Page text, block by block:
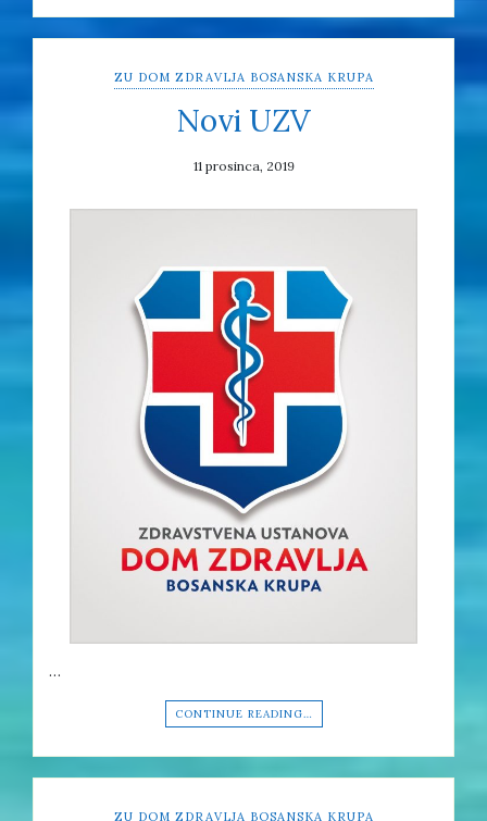
ZU DOM ZDRAVLJA BOSANSKA KRUPA
Novi UZV
11 prosinca, 2019
…
CONTINUE READING…
ZU DOM ZDRAVLJA BOSANSKA KRUPA